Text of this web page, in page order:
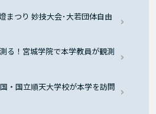
まつり 妙技大会･大若団体自由
る！宮城学院で本学教員が観測
・国立順天大学校が本学を訪問